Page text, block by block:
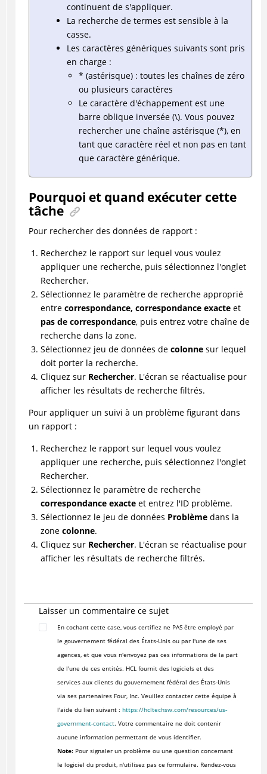
continuent de s'appliquer.
La recherche de termes est sensible à la
casse.
Les caractères génériques suivants sont pris
en charge :
* (astérisque) : toutes les chaînes de zéro
ou plusieurs caractères
Le caractère d'échappement est une
barre oblique inversée (\). Vous pouvez
rechercher une chaîne astérisque (*), en
tant que caractère réel et non pas en tant
que caractère générique.
Pourquoi et quand exécuter cette
tâche
Pour rechercher des données de rapport :
Recherchez le rapport sur lequel vous voulez
appliquer une recherche, puis sélectionnez l'onglet
Rechercher.
Sélectionnez le paramètre de recherche approprié
entre correspondance, correspondance exacteet
pas de correspondance, puis entrez votre chaîne de
recherche dans la zone.
Sélectionnez jeu de données de colonnesur lequel
doit porter la recherche.
Cliquez sur Rechercher. L'écran se réactualise pour
afficher les résultats de recherche filtrés.
Pour appliquer un suivi à un problème figurant dans
un rapport :
Recherchez le rapport sur lequel vous voulez
appliquer une recherche, puis sélectionnez l'onglet
Rechercher.
Sélectionnez le paramètre de recherche
correspondance exacteet entrez l'ID problème.
Sélectionnez le jeu de données Problèmedans la
zone colonne.
Cliquez sur Rechercher. L'écran se réactualise pour
afficher les résultats de recherche filtrés.
Laisser un commentaire ce sujet
En cochant cette case, vous certifiez ne PAS être employé par
le gouvernement fédéral des États-Unis ou par l'une de ses
agences, et que vous n'envoyez pas ces informations de la part
de l'une de ces entités. HCL fournit des logiciels et des
services aux clients du gouvernement fédéral des États-Unis
via ses partenaires Four, Inc. Veuillez contacter cette équipe à
l'aide du lien suivant : https://hcltechsw.com/resources/us-
government-contact. Votre commentaire ne doit contenir
aucune information permettant de vous identifier.
Note:Pour signaler un problème ou une question concernant
le logiciel du produit, n'utilisez pas ce formulaire. Rendez-vous